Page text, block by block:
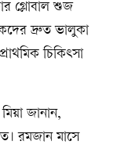
গ্লোবাল শুজ
দ্রুত ভালুকা
চিকিৎসা
জানান,
রমজান মাসে